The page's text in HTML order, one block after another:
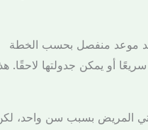
موعد منفصل بحسب الخطة
أو يمكن جدولتها لاحقًا.
المريض بسبب سن واحد،